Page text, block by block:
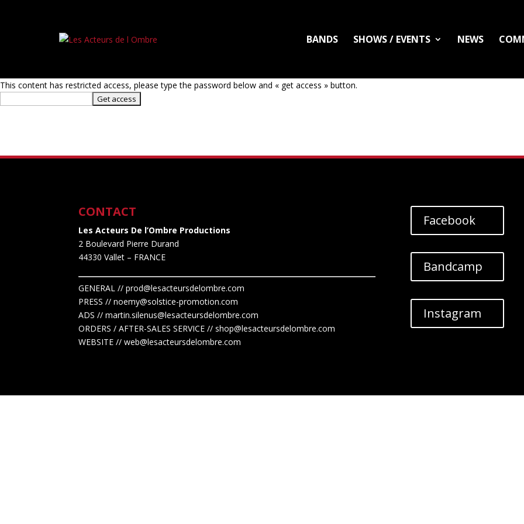
BANDS SHOWS / EVENTS NEWS
This content has restricted access, please type the password below and « get access » button.
CONTACT
Les Acteurs De l’Ombre Productions
2 Boulevard Pierre Durand
44330 Vallet – FRANCE
GENERAL // prod@lesacteursdelombre.com
PRESS // noemy@solstice-promotion.com
ADS //martin.silenus@lesacteursdelombre.com
ORDERS / AFTER-SALES SERVICE // shop@lesacteursdelombre.com
WEBSITE // web@lesacteursdelombre.com
Facebook
Bandcamp
Instagram